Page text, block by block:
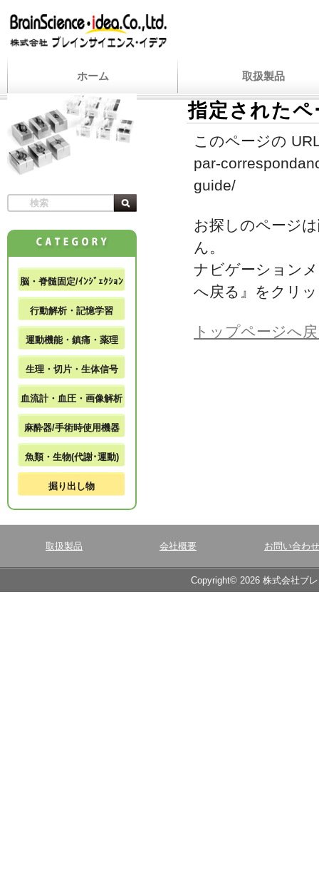
ホーム 取扱製品
指定された
このページの
par-
guide/
お探しのページ
ん。
ナビゲーション
へ戻る』をクリ
トップページへ
脳・脊髄固定/ｲﾝｼﾞｪｸｼｮﾝ
行動解析・記憶学習
運動機能・鎮痛・薬理
生理・切片・生体信号
血流計・血圧・画像解析
麻酔器/手術時使用機器
魚類・生物(代謝･運動)
掘り出し物
取扱製品 会社概要 お問い合わせ
Copyright© 2026 株式会社ブ